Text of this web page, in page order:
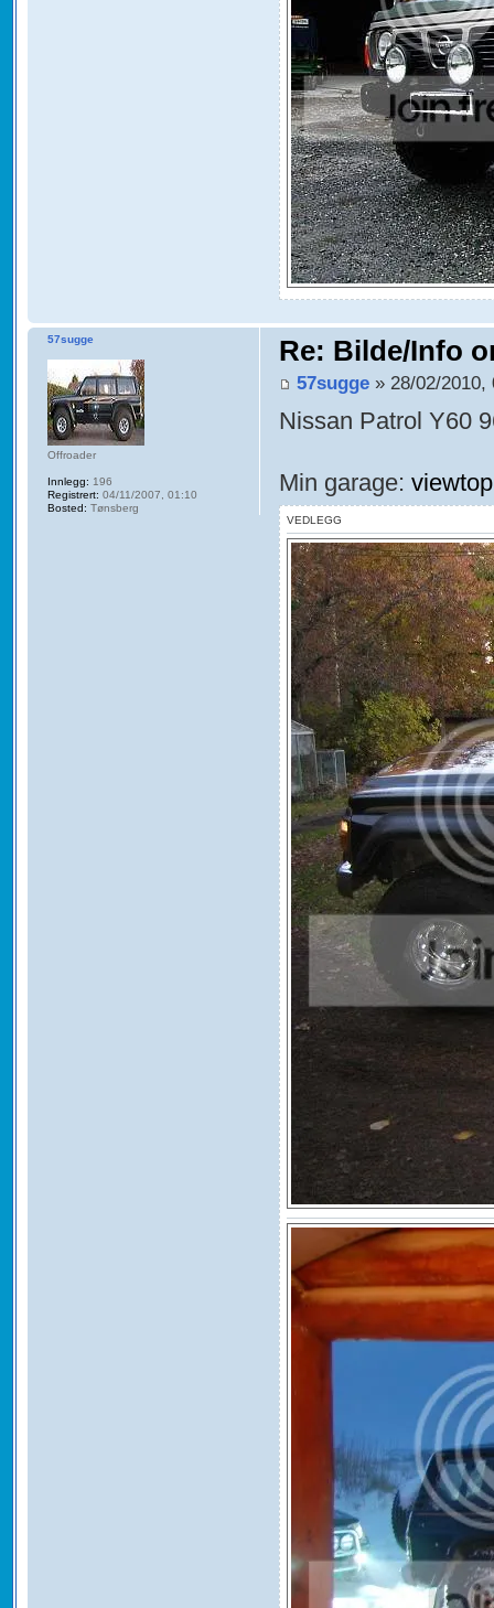
Re: Bilde/Info
57sugge » 28/02/2010,
Nissan Patrol Y60
Min garage:
VEDLEGG
57sugge
Offroader
Innlegg: 196
Registrert: 04/11/2007, 01:10
Bosted: Tønsberg